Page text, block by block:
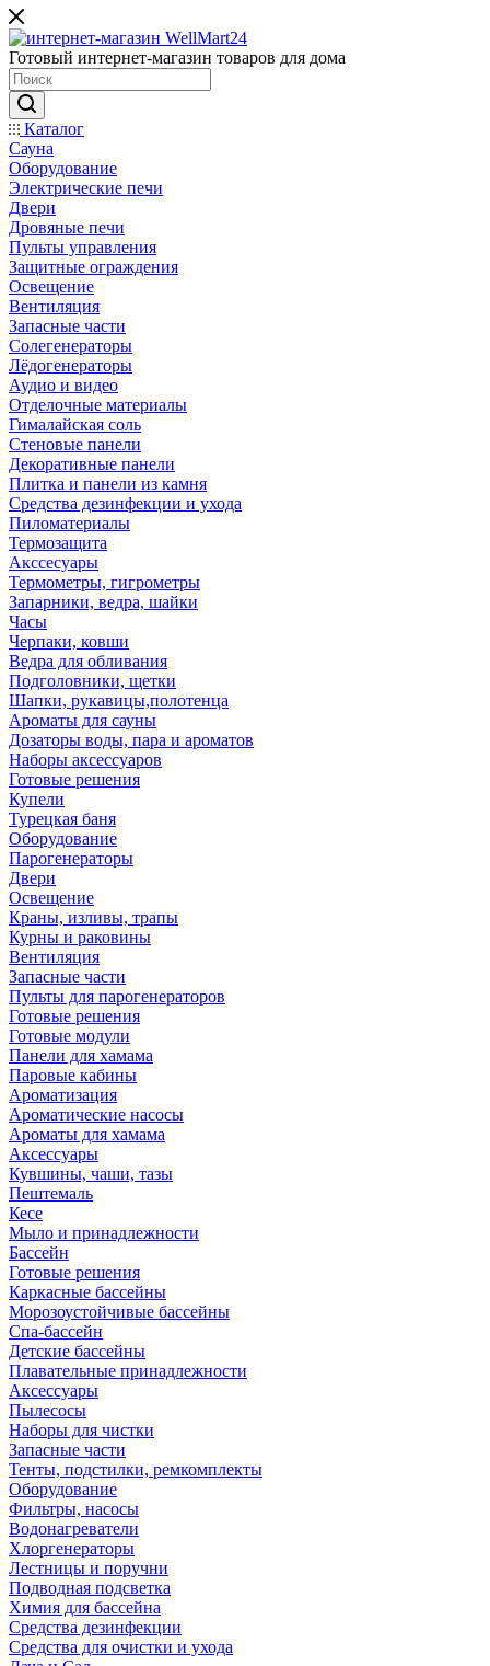
Готовый интернет-магазин товаров для дома
Каталог
Сауна
Оборудование
Электрические печи
Двери
Дровяные печи
Пульты управления
Защитные ограждения
Освещение
Вентиляция
Запасные части
Солегенераторы
Лёдогенераторы
Аудио и видео
Отделочные материалы
Гималайская соль
Стеновые панели
Декоративные панели
Плитка и панели из камня
Средства дезинфекции и ухода
Пиломатериалы
Термозащита
Аксcесуары
Термометры, гигрометры
Запарники, ведра, шайки
Часы
Черпаки, ковши
Ведра для обливания
Подголовники, щетки
Шапки, рукавицы,полотенца
Ароматы для сауны
Дозаторы воды, пара и ароматов
Наборы аксессуаров
Готовые решения
Купели
Турецкая баня
Оборудование
Парогенераторы
Двери
Освещение
Краны, изливы, трапы
Курны и раковины
Вентиляция
Запасные части
Пульты для парогенераторов
Готовые решения
Готовые модули
Панели для хамама
Паровые кабины
Ароматизация
Ароматические насосы
Ароматы для хамама
Аксессуары
Кувшины, чаши, тазы
Пештемаль
Кесе
Мыло и принадлежности
Бассейн
Готовые решения
Каркасные бассейны
Морозоустойчивые бассейны
Спа-бассейн
Детские бассейны
Плавательные принадлежности
Аксессуары
Пылесосы
Наборы для чистки
Запасные части
Тенты, подстилки, ремкомплекты
Оборудование
Фильтры, насосы
Водонагреватели
Хлоргенераторы
Лестницы и поручни
Подводная подсветка
Химия для бассейна
Средства дезинфекции
Средства для очистки и ухода